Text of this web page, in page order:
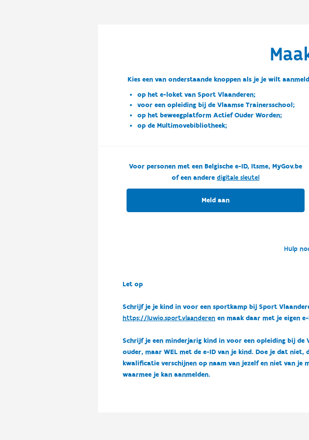
Kies een van onderstaande knoppen als je je wilt
op het e-loket van Sport Vlaanderen;
voor een opleiding bij de Vlaamse Trainersschool;
op het beweegplatform Actief Ouder Worden;
op de Multimovebibliotheek;
Voor personen met een Belgische e-ID, Itsme, MyGov.be
of een andere digitale sleutel
Meld aan
Hulp
Let op
Schrijf je je kind in voor een sportkamp bij Sport
https://luwio.sport.vlaanderenen maak daar met je eigen
Schrijf je een minderjarig kind in voor een opleiding bij de
ouder, maar WEL met de e-ID van je kind. Doe je dat
kwalificatie verschijnen op naam van jezelf en niet van je
waarmee je kan aanmelden.